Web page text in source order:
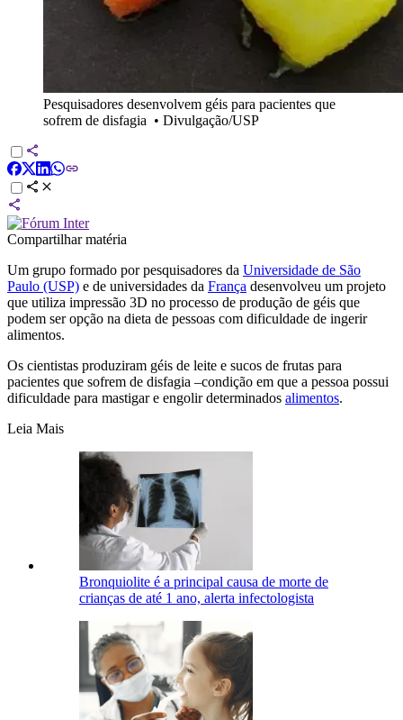
Pesquisadores desenvolvem géis para pacientes que
sofrem de disfagia • Divulgação/USP
Compartilhar matéria
Um grupo formado por pesquisadores da Universidade de São
Paulo (USP) e de universidades da França desenvolveu um projeto
que utiliza impressão 3D no processo de produção de géis que
podem ser opção na dieta de pessoas com dificuldade de ingerir
alimentos.
Os cientistas produziram géis de leite e sucos de frutas para
pacientes que sofrem de disfagia –condição em que a pessoa possui
dificuldade para mastigar e engolir determinados alimentos.
Leia Mais
Bronquiolite é a principal causa de morte de
crianças de até 1 ano, alerta infectologista